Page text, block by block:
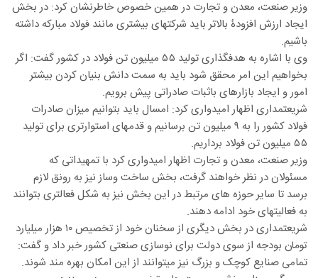
وزیر صنعت، معدن و تجارت در همین خصوص خاطرنشان کرد: در بخش
ایجاد ارزش افزودۀ بالاتر باید شرکتهای بیشتری مانند فولاد مبارکه داشته
باشیم.
وی با اشاره به هدفگذاری تولید ۵۵ میلیون تن فولاد در کشور گفت: اگر
بخواهیم این امر محقق شود باید به سمت دانش بنیان کردن بیشتر
امور و ایجاد بازارهای باثبات صادراتی پیش برویم.
شریعتمداری اظهار امیدواری کرد: امسال باید بتوانیم میزان صادرات
فولاد کشور را به ۹ میلیون تن برسانیم و قدمهای استوارتری برای تولید
۵۵ میلیون تن فولاد برداریم.
وزیر صنعت، معدن و تجارت اظهار امیدواری کرد با تمهیداتی که
مسئولان در نظر خواهند گرفت، بخش ساخت وساز نیز به رونق لازم
برسد تا سایر حوزه های مرتبط در این بخش نیز به شکل فعالتری بتوانند
به فعالیتهای خود ادامه دهند.
شریعتمداری در بخش دیگری از سخنان خود از تخصیص ۱۰ هزار میلیارد
تومان بودجه از سوی دولت برای نوسازی صنعتی کشور خبر داد و گفت:
تمامی صنایع کوچک و بزرگ نیز میتوانند از این امکان بهره مند شوند.